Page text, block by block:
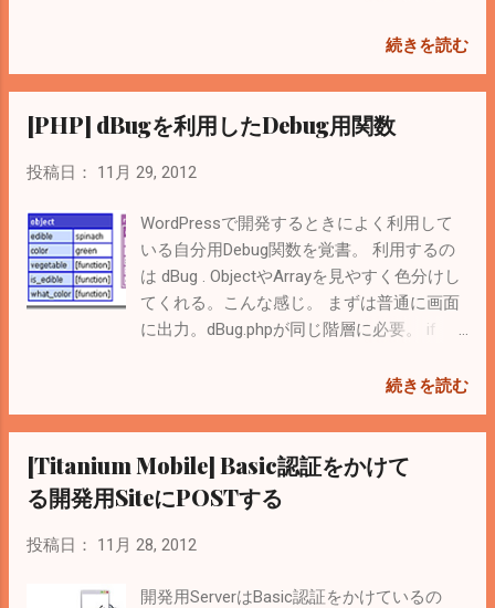
Titanium.UI.createWebView({ height:
disableBounce: true });
webView.addEventListener('load', function() {
webView.evalJS('document.height;');
this.mainView.add(webView);
"disableBounce"は上限にScrollしたときに余
白部分を表示させない設定。SDK 2.0から使
えるらしい。 < Related Posts > [Titanium
Mobile] heightが動的に変化するとき
Android, iOS App開発に役立つLink集
続きを読む
[PHP] dBugを利用したDebug用関数
投稿日： 11月 29, 2012
WordPressで開発するときによく利用して
いる自分用Debug関数を覚書。 利用するの
は dBug . ObjectやArrayを見やすく色分けし
てくれる。こんな感じ。 まずは普通に画面
に出力。dBug.phpが同じ階層に必要。 if
foreach (func_get_args() as $v) new
dBug($v); } } これは debug_backtrace を
返すだけ if (!function_exists('b')) {
function b() { return debug_backtrace();
} } dBugの結果をFileに吐き出す。 Ajaxや
wp_upload_dir 」を使っているので
続きを読む
[Titanium Mobile] Basic認証をかけて
る開発用SiteにPOSTする
投稿日： 11月 28, 2012
開発用ServerはBasic認証をかけているの